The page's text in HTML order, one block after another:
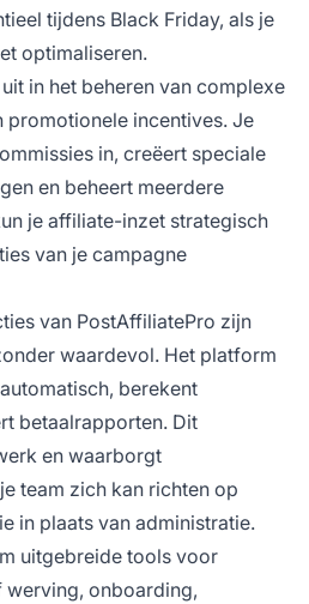
tijdens Black Friday, als je
optimaliseren.
in het beheren van complexe
promotionele incentives. Je
in, creëert speciale
en beheert meerdere
je affiliate-inzet strategisch
van je campagne
van PostAffiliatePro zijn
waardevol. Het platform
berekent
betaalrapporten. Dit
en waarborgt
team zich kan richten op
in plaats van administratie.
uitgebreide tools voor
werving, onboarding,